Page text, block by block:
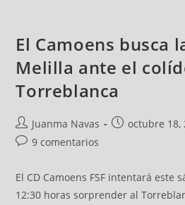
El Camoens busca
Melilla ante el
Torreblanca
Juanma Navas octubre 18,
9 comentarios
El CD Camoens FSF intentará este
12:30 horas sorprender al